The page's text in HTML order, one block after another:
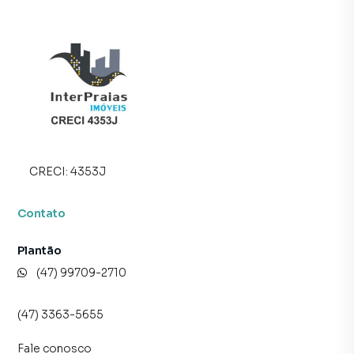
CRECI: 4353J
Contato
Plantão
(47) 99709-2710
(47) 3363-5655
Fale conosco